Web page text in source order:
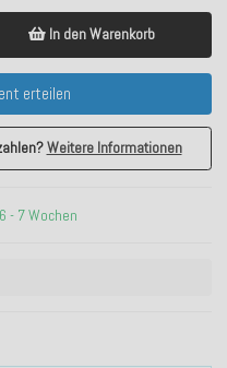
In den Warenkorb
erteilen
Weitere Informationen
- 7 Wochen